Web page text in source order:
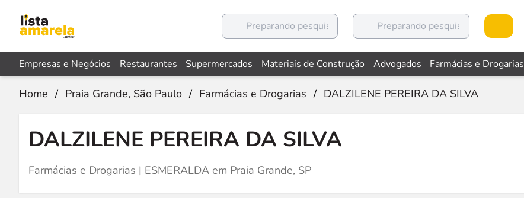
Empresas e Negócios Restaurantes Supermercados Materiais de Construção Advogados Farmácias e Drogarias
Home / Praia Grande, São Paulo / Farmácias e Drogarias / DALZILENE PEREIRA DA SILVA
DALZILENE PEREIRA DA SILVA
Farmácias e Drogarias | ESMERALDA em Praia Grande, SP